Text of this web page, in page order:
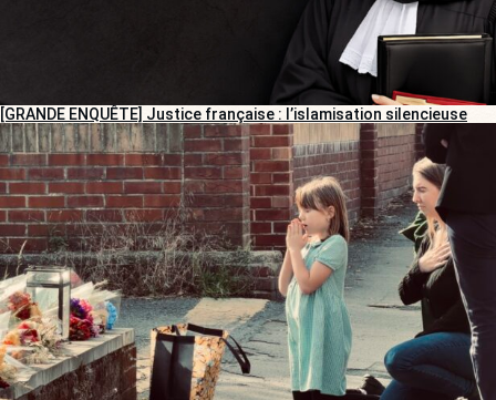
[GRANDE ENQUÊTE] Justice française : l’islamisation silencieuse